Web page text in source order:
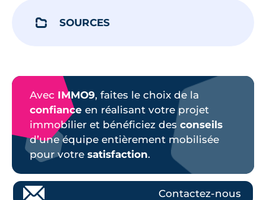
SOURCES
Avec IMMO9, faites le choix de la
confiance en réalisant votre projet
immobilier et bénéficiez des conseils
d’une équipe entièrement mobilisée
pour votre satisfaction.
Contactez-nous